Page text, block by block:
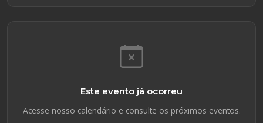
Este evento já ocorreu
Acesse nosso calendário e consulte os próximos eventos.